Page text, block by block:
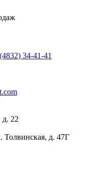
34-41-41
22
Толвинская, д. 47Г